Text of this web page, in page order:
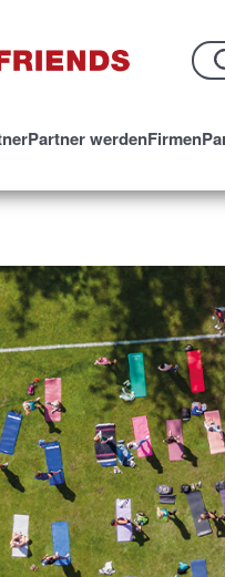
Partner werdenFirmen